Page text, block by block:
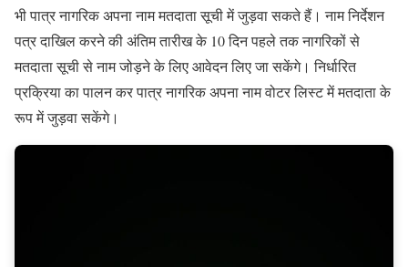
भी पात्र नागरिक अपना नाम मतदाता सूची में जुड़वा सकते हैं। नाम निर्देशन
पत्र दाखिल करने की अंतिम तारीख के 10 दिन पहले तक नागरिकों से
मतदाता सूची से नाम जोड़ने के लिए आवेदन लिए जा सकेंगे। निर्धारित
प्रक्रिया का पालन कर पात्र नागरिक अपना नाम वोटर लिस्ट में मतदाता के
रूप में जुड़वा सकेंगे।